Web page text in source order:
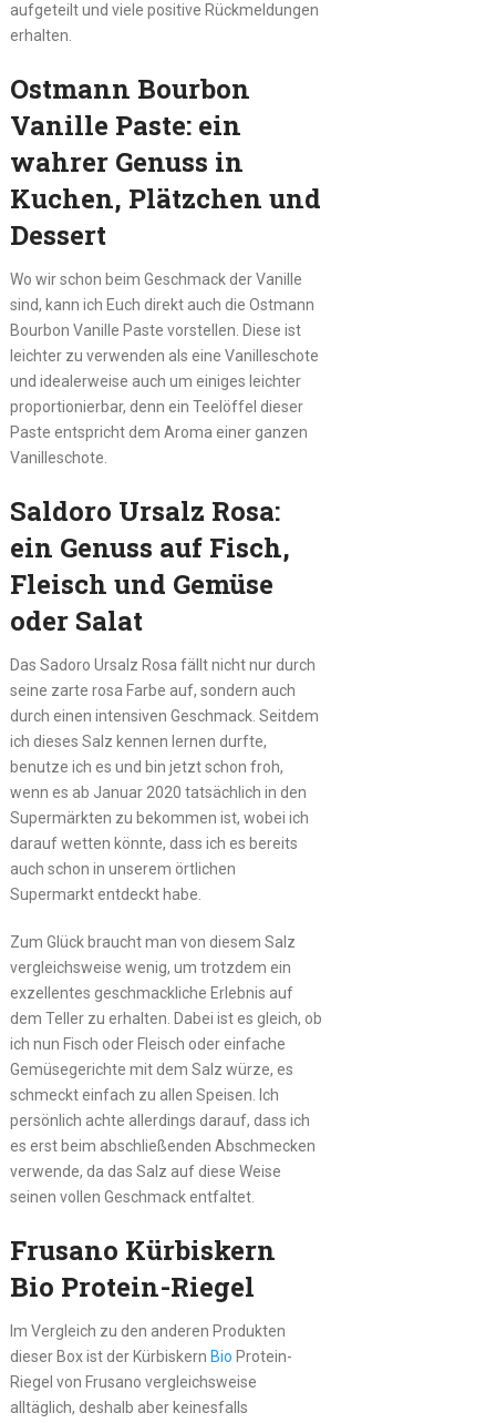
aufgeteilt und viele positive Rückmeldungen
erhalten.
Ostmann Bourbon
Vanille Paste: ein
wahrer Genuss in
Kuchen, Plätzchen und
Dessert
Wo wir schon beim Geschmack der Vanille
sind, kann ich Euch direkt auch die Ostmann
Bourbon Vanille Paste vorstellen. Diese ist
leichter zu verwenden als eine Vanilleschote
und idealerweise auch um einiges leichter
proportionierbar, denn ein Teelöffel dieser
Paste entspricht dem Aroma einer ganzen
Vanilleschote.
Saldoro Ursalz Rosa:
ein Genuss auf Fisch,
Fleisch und Gemüse
oder Salat
Das Sadoro Ursalz Rosa fällt nicht nur durch
seine zarte rosa Farbe auf, sondern auch
durch einen intensiven Geschmack. Seitdem
ich dieses Salz kennen lernen durfte,
benutze ich es und bin jetzt schon froh,
wenn es ab Januar 2020 tatsächlich in den
Supermärkten zu bekommen ist, wobei ich
darauf wetten könnte, dass ich es bereits
auch schon in unserem örtlichen
Supermarkt entdeckt habe.
Zum Glück braucht man von diesem Salz
vergleichsweise wenig, um trotzdem ein
exzellentes geschmackliche Erlebnis auf
dem Teller zu erhalten. Dabei ist es gleich, ob
ich nun Fisch oder Fleisch oder einfache
Gemüsegerichte mit dem Salz würze, es
schmeckt einfach zu allen Speisen. Ich
persönlich achte allerdings darauf, dass ich
es erst beim abschließenden Abschmecken
verwende, da das Salz auf diese Weise
seinen vollen Geschmack entfaltet.
Frusano Kürbiskern
Bio Protein-Riegel
Im Vergleich zu den anderen Produkten
dieser Box ist der Kürbiskern Bio Protein-
Riegel von Frusano vergleichsweise
alltäglich, deshalb aber keinesfalls